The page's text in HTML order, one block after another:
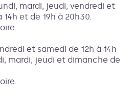
mardi, jeudi, vendredi et
et de 19h à 20h30.
et samedi de 12h à 14h
mardi, jeudi et dimanche de